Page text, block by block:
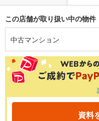
この店舗が取り扱い中の物件
中古マンション
資料